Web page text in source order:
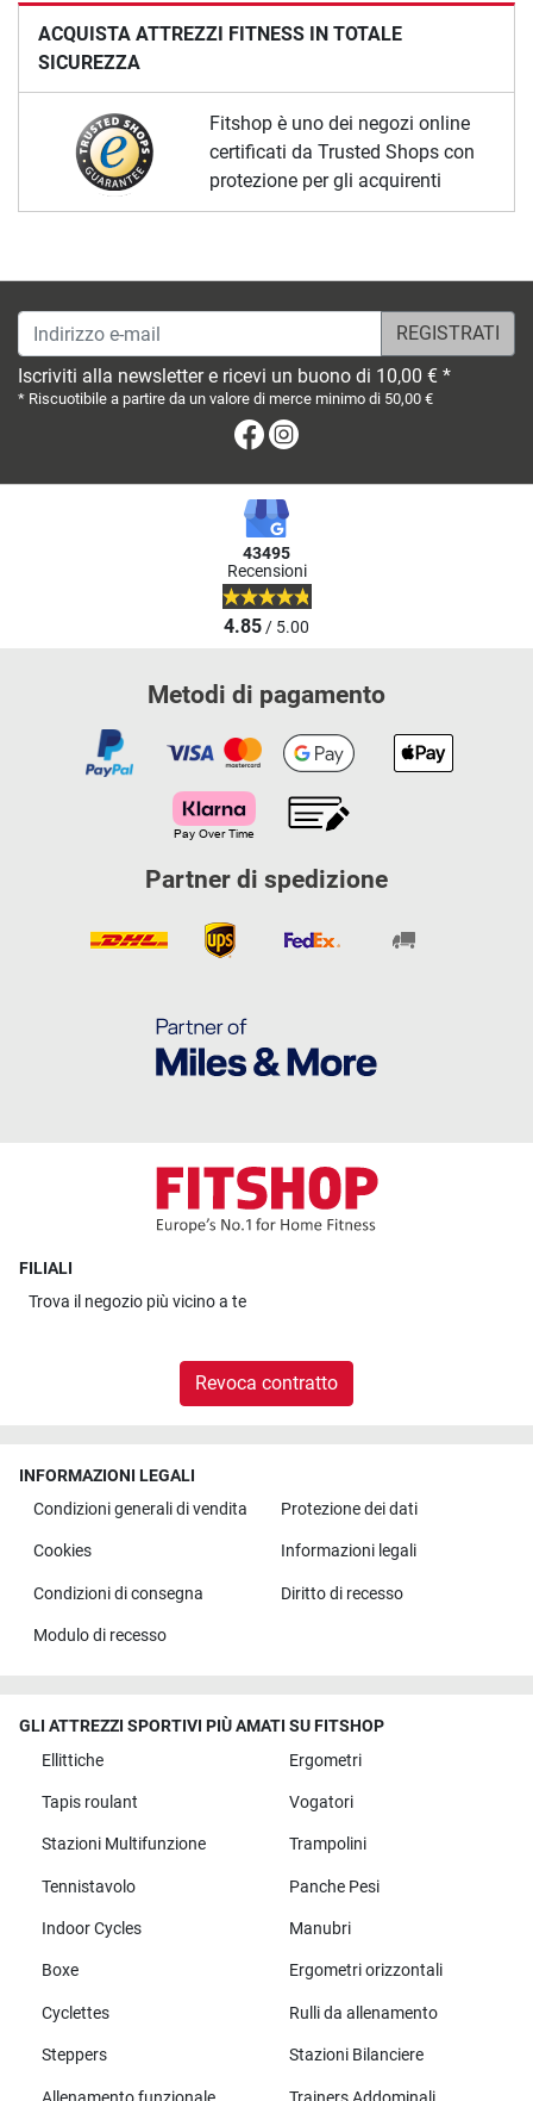
ACQUISTA ATTREZZI FITNESS IN TOTALE
SICUREZZA
Fitshop è uno dei negozi online
certificati da Trusted Shops con
protezione per gli acquirenti
Indirizzo e-mail
Iscriviti alla newsletter e ricevi un buono di 10,00 € *
* Riscuotibile a partire da un valore di merce minimo di 50,00 €
Facebook
43495
Recensioni
4.85/ 5.00
Metodi di pagamento
Partner di spedizione
FILIALI
Trova il negozio più vicino a te
Revoca contratto
INFORMAZIONI LEGALI
Condizioni generali di vendita
Protezione dei dati
Cookies Informazioni legali
Condizioni di consegna Diritto di recesso
Modulo di recesso
GLI ATTREZZI SPORTIVI PIÙ AMATI SU FITSHOP
Ellittiche
Ergometri
Tapis roulant Vogatori
Stazioni Multifunzione Trampolini
Tennistavolo Panche Pesi
Indoor Cycles Manubri
Boxe Ergometri orizzontali
Cyclettes Rulli da allenamento
Steppers Stazioni Bilanciere